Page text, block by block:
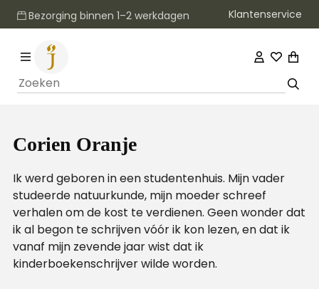
Bezorging binnen 1–2 werkdagen Klantenservice
Corien Oranje
Ik werd geboren in een studentenhuis. Mijn vader
studeerde natuurkunde, mijn moeder schreef
verhalen om de kost te verdienen. Geen wonder dat
ik al begon te schrijven vóór ik kon lezen, en dat ik
vanaf mijn zevende jaar wist dat ik
kinderboekenschrijver wilde worden.